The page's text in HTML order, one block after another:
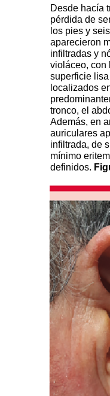
Desde hacía
pérdida de
los pies y
aparecieron
infiltradas y
violáceo, con
superficie
localizados
tronco, el
Además, en
auriculares
infiltrada, de
mínimo
definidos.